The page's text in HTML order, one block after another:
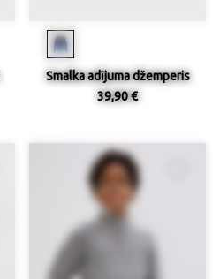
Smalka adījuma džemperis
39,90 €